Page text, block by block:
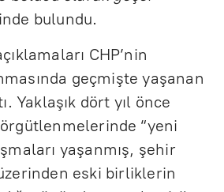
bulundu.
CHP’nin
geçmişte yaşanan
Yaklaşık dört yıl önce
örgütlenmelerinde “yeni
yaşanmış, şehir
eski birliklerin